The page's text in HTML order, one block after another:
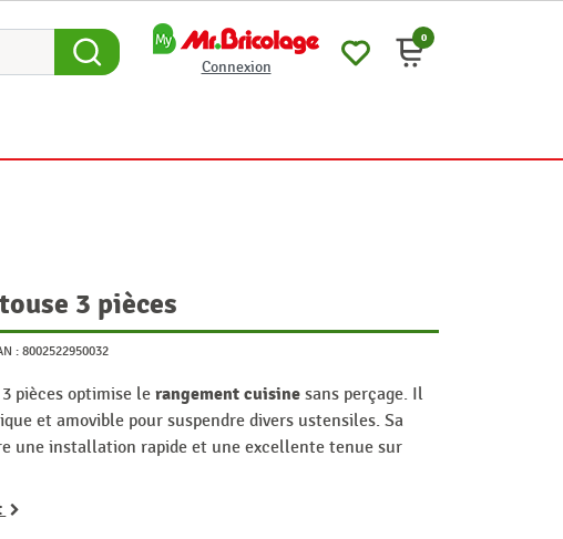
Connexion
0
3 pièces
: 8002522950032
3 pièces optimise le rangement cuisine sans perçage. Il
et amovible pour suspendre divers ustensiles. Sa
une installation rapide et une excellente tenue sur